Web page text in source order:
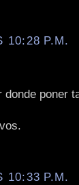
10:28 P.M.
poner
10:33 P.M.